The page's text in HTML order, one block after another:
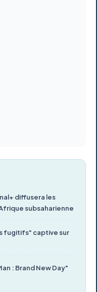
diffusera les
subsaharienne
fugitifs" captive sur
: Brand New Day"